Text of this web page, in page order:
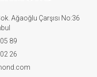
Ağaoğlu Çarşısı No:36
89
26